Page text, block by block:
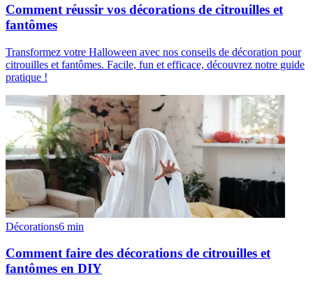
Comment réussir vos décorations de citrouilles et
fantômes
Transformez votre Halloween avec nos conseils de décoration pour
citrouilles et fantômes. Facile, fun et efficace, découvrez notre guide
pratique !
Décorations6 min
Comment faire des décorations de citrouilles et
fantômes en DIY